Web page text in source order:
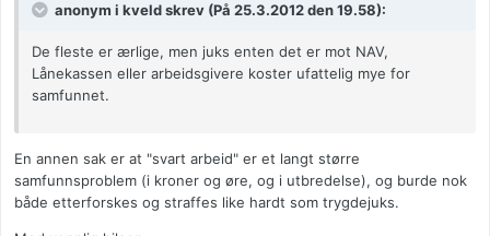
anonym i kveld skrev (På 25.3.2012 den 19.58):
De fleste er ærlige, men juks enten det er mot NAV,
Lånekassen eller arbeidsgivere koster ufattelig mye for
samfunnet.
En annen sak er at "svart arbeid" er et langt større
samfunnsproblem (i kroner og øre, og i utbredelse), og burde nok
både etterforskes og straffes like hardt som trygdejuks.